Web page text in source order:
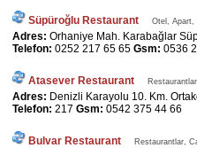
Süpüroğlu Restaurant Otel, Apart,
Adres: Orhaniye Mah. Karabağlar
Telefon: 0252 217 65 65 Gsm: 0536
Atasever Restaurant
Adres: Denizli Karayolu 10. Km.
Telefon: 217 Gsm: 0542 375 44 66
Bulvar Restaurant Restaurantlar,